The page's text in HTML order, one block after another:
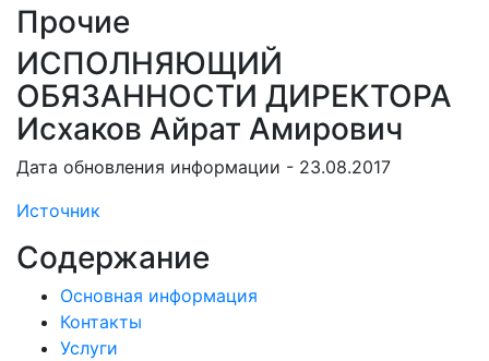
Прочие
ИСПОЛНЯЮЩИЙ
ОБЯЗАННОСТИ ДИРЕКТОРА
Исхаков Айрат Амирович
Дата обновления информации - 23.08.2017
Источник
Содержание
Основная информация
Контакты
Услуги